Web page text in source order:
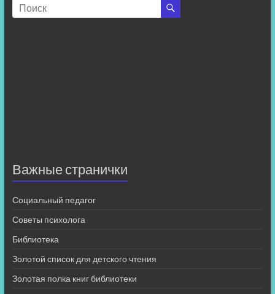
Важные странички
Социальный педагог
Советы психолога
Библиотека
Золотой список для детского чтения
Золотая полка книг библиотеки